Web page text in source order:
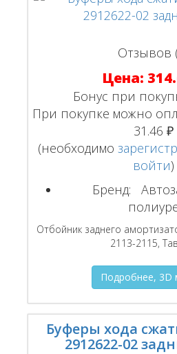
Отзывов
Цена:
Бонус при
При покупке можно
31.46 ₽
(необходимо
войти)
Бренд:
Отбойник заднего
2113-2115,
Подробнее, 3D
Буферы хода
2912622-02